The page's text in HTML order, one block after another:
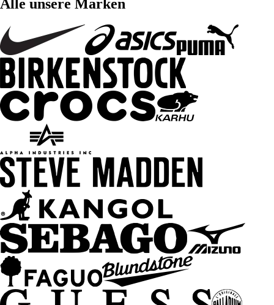
Alle unsere Marken